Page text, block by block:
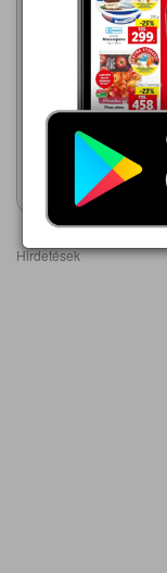
2026.08.06 - 08.12
549,00 Ft
Univer Piros Arany,
Gulyáskrém
Akciós újság
megtekintése
Hirdetések